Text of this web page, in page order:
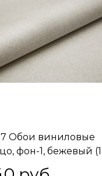
Обои виниловые
фон-1, бежевый